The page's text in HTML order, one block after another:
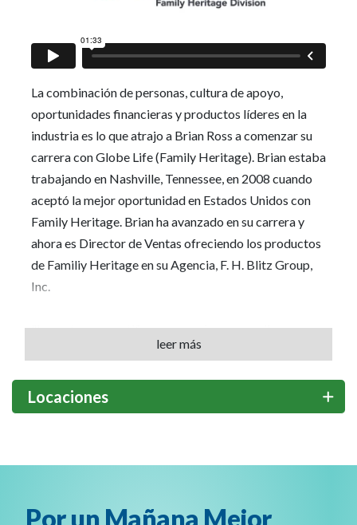
La combinación de personas, cultura de apoyo,
oportunidades financieras y productos líderes en la
industria es lo que atrajo a Brian Ross a comenzar su
carrera con Globe Life (Family Heritage). Brian estaba
trabajando en Nashville, Tennessee, en 2008 cuando
aceptó la mejor oportunidad en Estados Unidos con
Family Heritage. Brian ha avanzado en su carrera y
ahora es Director de Ventas ofreciendo los productos
de Familiy Heritage en su Agencia, F. H. Blitz Group,
Inc.
"La parte más gratificante de unirme a Family
Heritage ha sido la oportunidad de construir carácter
Brian. A través de F.H. Blitz Group, Inc., Brian ha
alcanzado su mayor logro: el crecimiento de la agencia
leer más
Locaciones
Por un Mañana Mejor